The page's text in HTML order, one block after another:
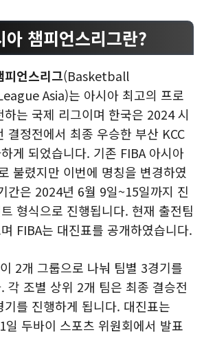
아 챔피언스리그란?
언스리그(Basketball
Asia)는 아시아 최고의 프로
하는 국제 리그이며 한국은 2024 시
결정전에서 최종 우승한 부산 KCC
게 되었습니다. 기존 FIBA 아시아
불렸지만 이번에 명칭을 변경하였
간은 2024년 6월 9일~15일까지 진
형식으로 진행됩니다. 현재 출전팀
FIBA는 대진표를 공개하였습니다.
2개 그룹으로 나눠 팀별 3경기를
각 조별 상위 2개 팀은 최종 결승전
기를 진행하게 됩니다. 대진표는
두바이 스포츠 위원회에서 발표